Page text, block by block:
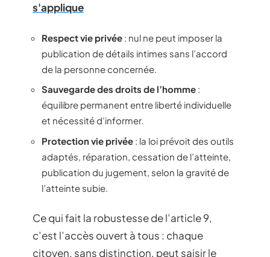
s'applique
Respect vie privée : nul ne peut imposer la
publication de détails intimes sans l’accord
de la personne concernée.
Sauvegarde des droits de l’homme :
équilibre permanent entre liberté individuelle
et nécessité d’informer.
Protection vie privée : la loi prévoit des outils
adaptés, réparation, cessation de l’atteinte,
publication du jugement, selon la gravité de
l’atteinte subie.
Ce qui fait la robustesse de l’article 9,
c’est l’accès ouvert à tous : chaque
citoyen, sans distinction, peut saisir le